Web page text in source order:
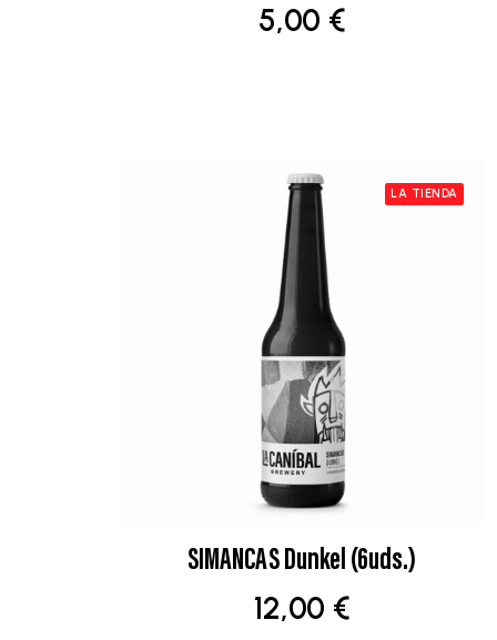
5,00 €
LA TIENDA
AÑADIR AL CARRITO
SIMANCAS Dunkel (6uds.)
12,00 €